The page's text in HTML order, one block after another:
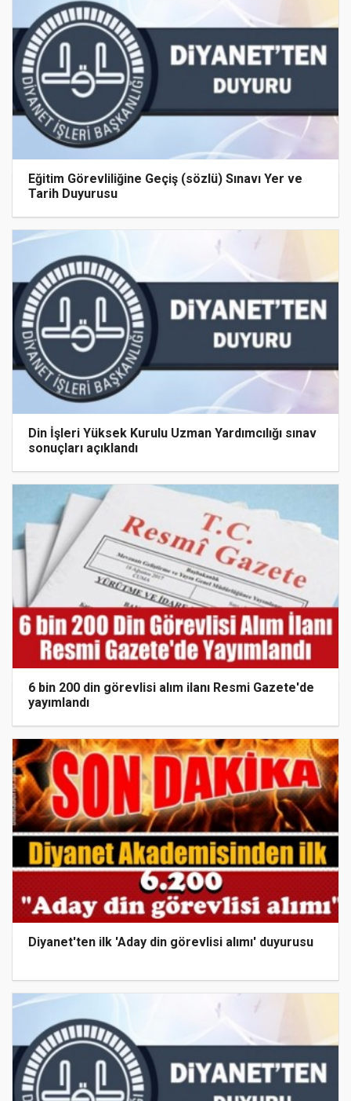
Eğitim Görevliliğine Geçiş (sözlü) Sınavı Yer ve
Tarih Duyurusu
Din İşleri Yüksek Kurulu Uzman Yardımcılığı sınav
sonuçları açıklandı
6 bin 200 din görevlisi alım ilanı Resmi Gazete'de
yayımlandı
Diyanet'ten ilk 'Aday din görevlisi alımı' duyurusu